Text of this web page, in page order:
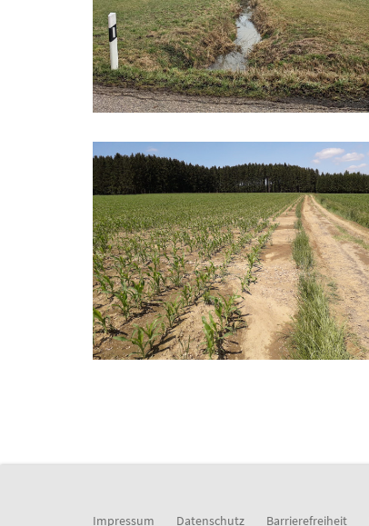
Impressum Datenschutz Barrierefreiheit